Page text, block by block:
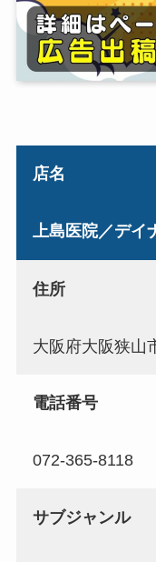
店名
上島医院／デ
住所
大阪府大阪狭山
電話番号
072-365-8118
サブジャンル